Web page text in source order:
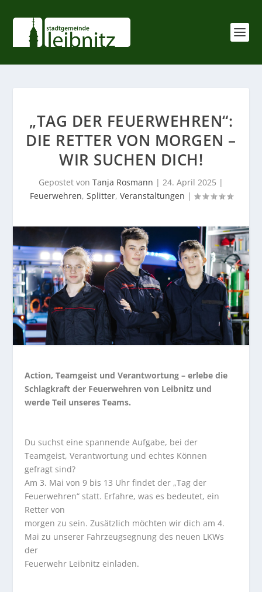
„TAG DER FEUERWEHREN“:
DIE RETTER VON MORGEN –
WIR SUCHEN DICH!
Gepostet von Tanja Rosmann | 24. April 2025 |
Feuerwehren, Splitter, Veranstaltungen |
Action, Teamgeist und Verantwortung – erlebe die
Schlagkraft der Feuerwehren von Leibnitz und
werde Teil unseres Teams.
Du suchst eine spannende Aufgabe, bei der
Teamgeist, Verantwortung und echtes Können
gefragt sind?
Am 3. Mai von 9 bis 13 Uhr findet der „Tag der
Feuerwehren“ statt. Erfahre, was es bedeutet, ein
Retter von
morgen zu sein. Zusätzlich möchten wir dich am 4.
Mai zu unserer Fahrzeugsegnung des neuen LKWs
der
Feuerwehr Leibnitz einladen.